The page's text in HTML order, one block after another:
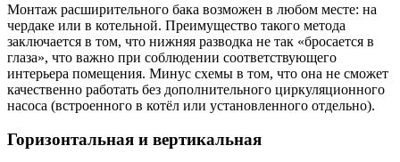
Монтаж расширительного бака возможен в любом месте: на
чердаке или в котельной. Преимущество такого метода
заключается в том, что нижняя разводка не так «бросается в
глаза», что важно при соблюдении соответствующего
интерьера помещения. Минус схемы в том, что она не сможет
качественно работать без дополнительного циркуляционного
насоса (встроенного в котёл или установленного отдельно).
Горизонтальная и вертикальная